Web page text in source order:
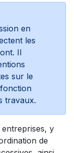
en
les
Il
sur le
travaux.
y
de